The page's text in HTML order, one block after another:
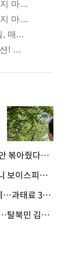
· "볶아달라니까!"…셀프 볶음밥 안 볶아줬다고 사장 폭행한 손님
· 천안 택배기사의 '매의 눈', 할머니 보이스피싱 피해 막아
· 옥상 '쓰레기 테러' 범인 잡았는데…과태료 3만원 처분에 숙박업주 허탈
· "바지 벗고 앞뒤로 돌아야 했다"…탈북민 김서아, 기쁨조 검사 수치심 회상